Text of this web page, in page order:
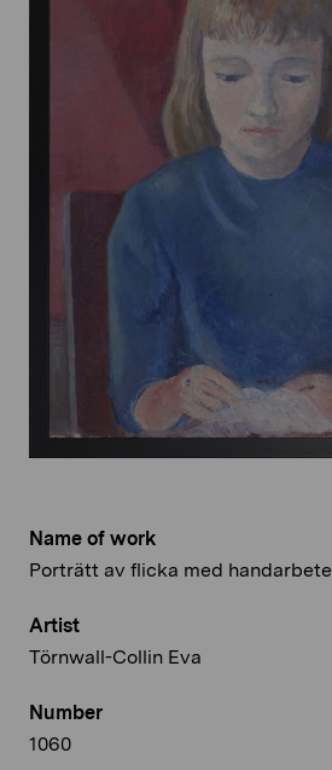
Name of work
Porträtt av flicka med handarbete
Artist
Törnwall-Collin Eva
Number
1060